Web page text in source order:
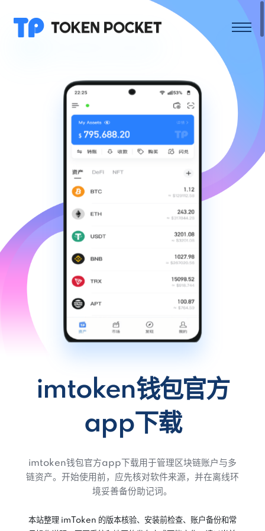
imtoken钱包官方
app下载
imtoken钱包官方app下载用于管理区块链账户与多
链资产。开始使用前，应先核对软件来源，并在离线环
境妥善备份助记词。
本站整理 imToken 的版本核验、安装前检查、账户备份和常